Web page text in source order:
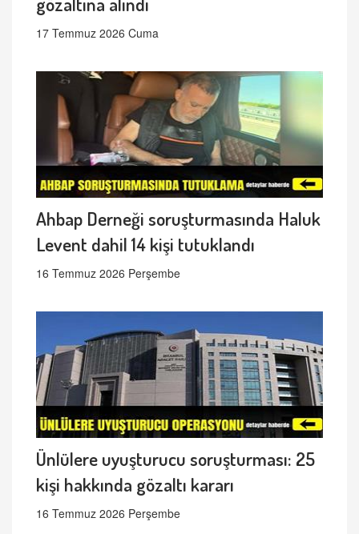
17 Temmuz 2026 Cuma
Ahbap Derneği soruşturmasında Haluk
Levent dahil 14 kişi tutuklandı
16 Temmuz 2026 Perşembe
Ünlülere uyuşturucu soruşturması: 25
kişi hakkında gözaltı kararı
16 Temmuz 2026 Perşembe